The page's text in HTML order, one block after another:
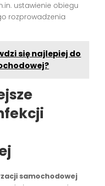
ustawienie obiegu
rozprowadzenia
się najlepiej do
samochodowej